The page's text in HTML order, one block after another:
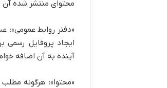
محتوای منتشر شده آن
«دفتر روابط عمومی»:
ایجاد پروفایل رسمی
آینده به آن اضافه
«محتوا»: هرگونه مطلب